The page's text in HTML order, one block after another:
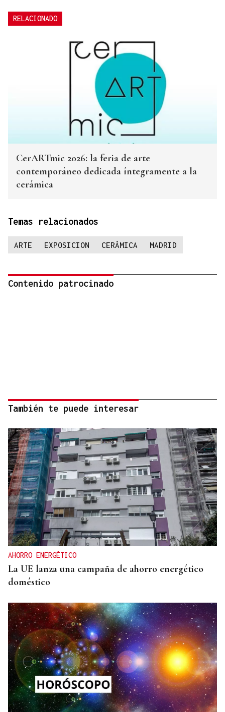
RELACIONADO
CerARTmic 2026: la feria de arte
contemporáneo dedicada íntegramente a la
cerámica
Temas relacionados
ARTE EXPOSICION CERÁMICA MADRID
Contenido patrocinado
También te puede interesar
AHORRO ENERGÉTICO
La UE lanza una campaña de ahorro energético
doméstico